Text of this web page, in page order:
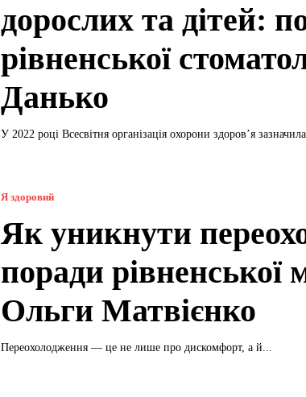
дорослих та дітей:
рівненської
Данько
У 2022 році Всесвітня організація охорони здоров’я зазначила
Я здоровий
Як уникнути
поради рівненської
Ольги Матвієнко
Переохолодження — це не лише про дискомфорт, а й...